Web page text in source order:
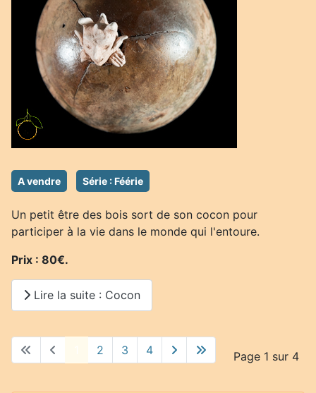
A vendre Série : Féérie
Un petit être des bois sort de son cocon pour
participer à la vie dans le monde qui l'entoure.
Prix : 80€.
Lire la suite : Cocon
Page 1 sur 4
2 3 4